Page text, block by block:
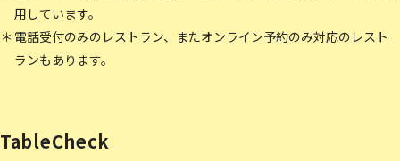
用しています。
電話受付のみのレストラン、またオンライン予約のみ対応のレスト
ランもあります。
TableCheck